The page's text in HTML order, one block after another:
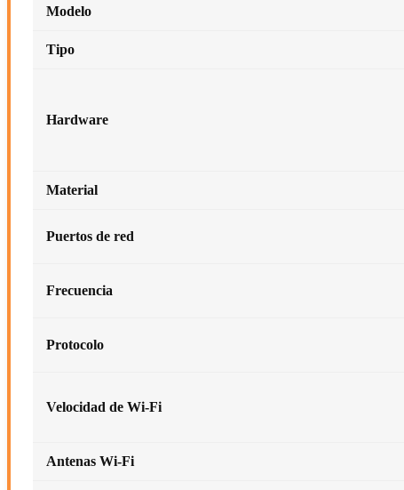
Modelo
Tipo
Hardware
Material
Puertos de red
Frecuencia
Protocolo
Velocidad de Wi-Fi
Antenas Wi-Fi